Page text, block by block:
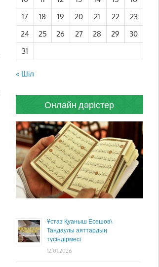
17
18 19 20 21 22
23
24
25 26 27 28 29
30
31
« Шіл
Онлайн дәрістер
Ұстаз Қуаныш Есешов\
Таңдаулы аяттардың
түсіндірмесі
12.01.2026